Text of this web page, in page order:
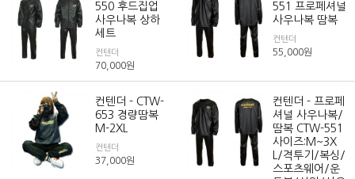
550 후드집업
사우나복 상하
세트
컨텐더
70,000원
551 프로페셔널
사우나복 땀복
컨텐더
55,000원
컨텐더 - CTW-
653 경량땀복
M-2XL
컨텐더
37,000원
컨텐더 - 프로페
셔널 사우나복/
땀복 CTW-551
사이즈:M~3X
L/격투기/복싱/
스포츠웨어/운